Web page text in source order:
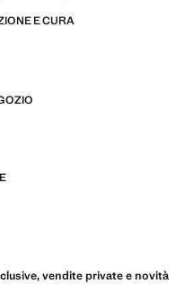
E CURA
vendite private e novità